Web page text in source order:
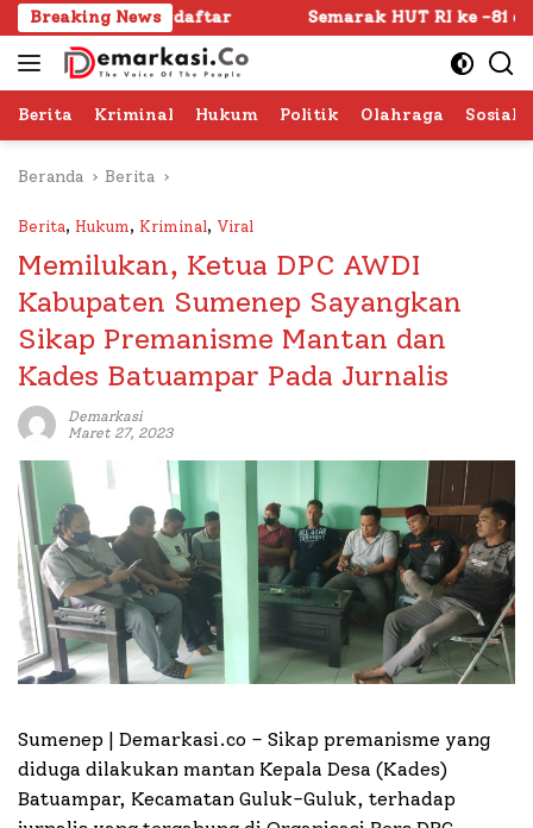
Langsung
ke
konten
Breaking News
Semarak HUT RI ke -81 di Sumenep Dimulai,
Berita Kriminal Hukum Politik Olahraga Sosial
Beranda Berita
Berita, Hukum, Kriminal, Viral
Memilukan, Ketua DPC AWDI
Kabupaten Sumenep Sayangkan
Sikap Premanisme Mantan dan
Kades Batuampar Pada Jurnalis
Demarkasi
Maret 27, 2023
Sumenep | Demarkasi.co – Sikap premanisme yang
diduga dilakukan mantan Kepala Desa (Kades)
Batuampar, Kecamatan Guluk-Guluk, terhadap